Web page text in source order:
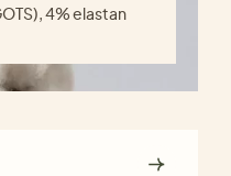
4% elastan